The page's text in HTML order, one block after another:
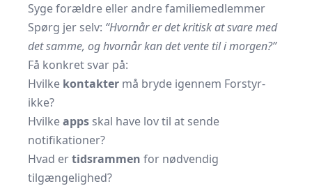
Syge forældre eller andre familiemedlemmer
Spørg jer selv: “Hvornår er det kritisk at svare med
det samme, og hvornår kan det vente til i morgen?”
Få konkret svar på:
Hvilke kontakter må bryde igennem Forstyr-
ikke?
Hvilkeapps skal have lov til at sende
notifikationer?
Hvad ertidsrammen for nødvendig
tilgængelighed?